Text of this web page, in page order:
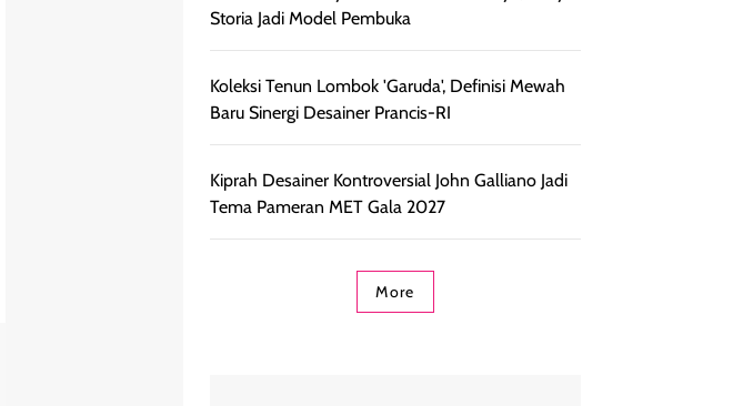
Storia Jadi Model Pembuka
Koleksi Tenun Lombok 'Garuda', Definisi Mewah
Baru Sinergi Desainer Prancis-RI
Kiprah Desainer Kontroversial John Galliano Jadi
Tema Pameran MET Gala 2027
More